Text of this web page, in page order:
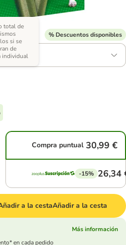
% Descuentos disponibles
uds.)
total de
si se
de
individual
Compra puntual 30,99 €
-15% 26,34
a la cestaAñadir a la cesta
Más información
en cada pedido